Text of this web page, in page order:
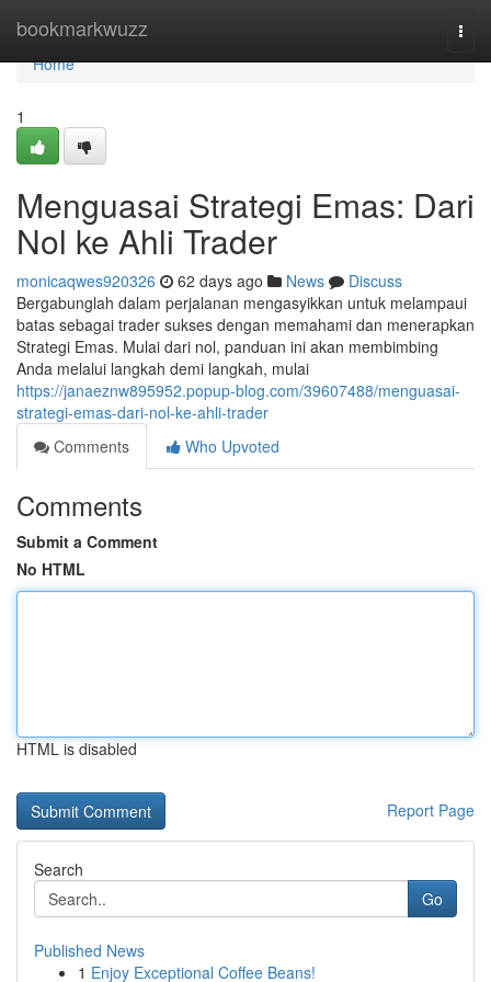
bookmarkwuzz
Home
Home
1
Menguasai Strategi Emas: Dari
Nol ke Ahli Trader
monicaqwes920326 62 days ago News
Discuss
Bergabunglah dalam perjalanan mengasyikkan untuk melampaui
batas sebagai trader sukses dengan memahami dan menerapkan
Strategi Emas. Mulai dari nol, panduan ini akan membimbing
Anda melalui langkah demi langkah, mulai
https://janaeznw895952.popup-blog.com/39607488/menguasai-
strategi-emas-dari-nol-ke-ahli-trader
Comments
Who Upvoted
Comments
Submit a Comment
No HTML
HTML is disabled
Report Page
Search
Go
Published News
1 Enjoy Exceptional Coffee Beans!